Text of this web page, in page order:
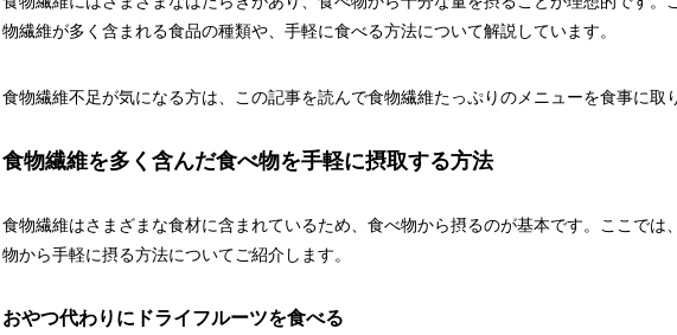
物繊維が多く含まれる食品の種類や、手軽に食べる方法について解説しています。
食物繊維不足が気になる方は、この記事を読んで食物繊維たっぷりのメニューを食事に取
食物繊維を多く含んだ食べ物を手軽に摂取する方法
食物繊維はさまざまな食材に含まれているため、食べ物から摂るのが基本です。ここでは
物から手軽に摂る方法についてご紹介します。
おやつ代わりにドライフルーツを食べる